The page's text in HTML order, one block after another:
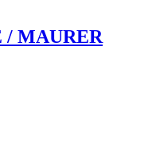
/ MAURER